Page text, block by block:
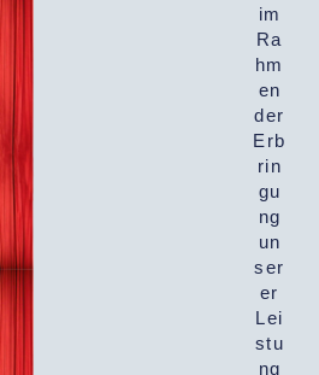
im
Ra
hm
en
der
Erb
rin
gu
ng
un
ser
er
Lei
stu
ng